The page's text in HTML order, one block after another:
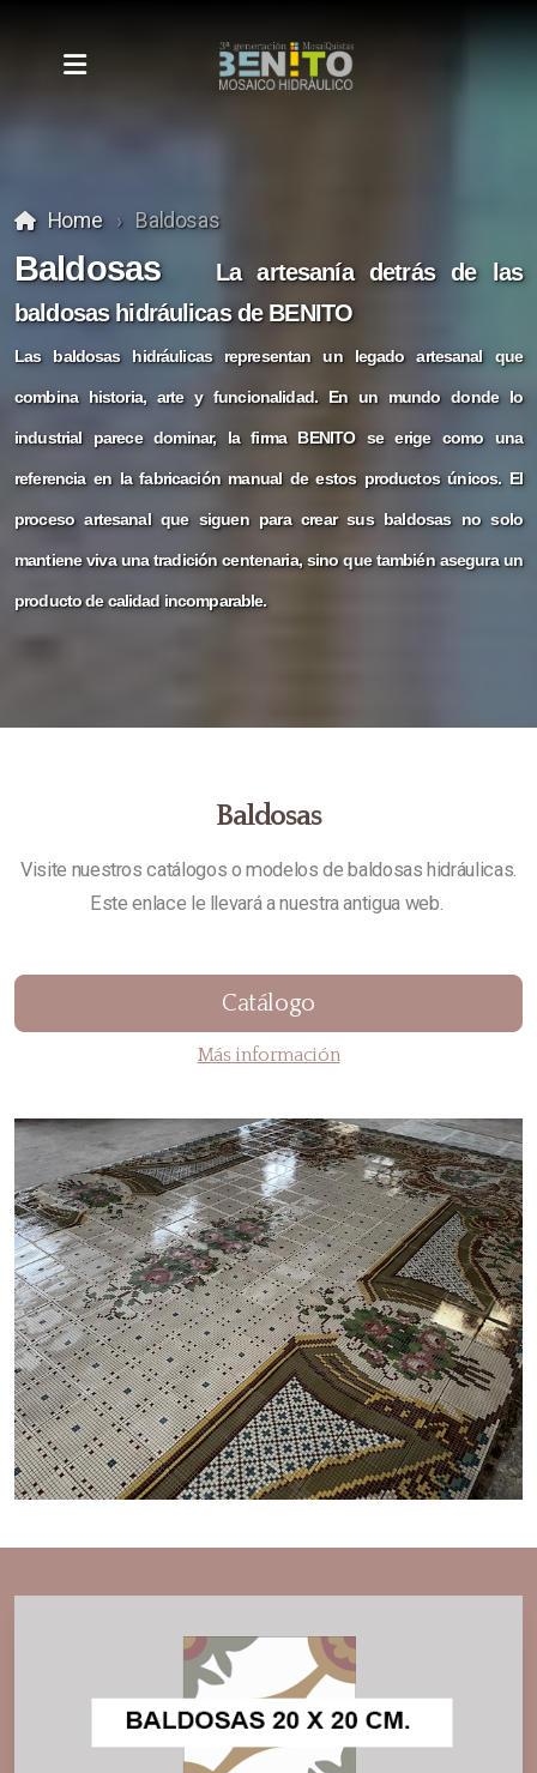
Home Baldosas
Baldosas
La artesanía detrás de las
baldosas hidráulicas de BENITO
Las baldosas hidráulicas representan un legado artesanal que
combina historia, arte y funcionalidad. En un mundo donde lo
industrial parece dominar, la firma BENITO se erige como una
referencia en la fabricación manual de estos productos únicos. El
proceso artesanal que siguen para crear sus baldosas no solo
mantiene viva una tradición centenaria, sino que también asegura un
producto de calidad incomparable.
Baldosas
Visite nuestros catálogos o modelos de baldosas hidráulicas.
Este enlace le llevará a nuestra antigua web.
Catálogo
Más información
Baldosas 20 x 20
Filigranas y clásicas
Cenefas
Especiales